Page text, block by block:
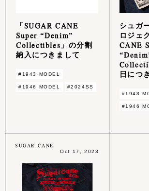
「SUGAR CANE
Super “Denim”
Collectibles」の分割
納入につきまして
#1943 MODEL
#1946 MODEL #2024SS
シュガ
ロジェ
CANE
日につ
#1943
#1946
SUGAR CANE
Oct 17, 2023